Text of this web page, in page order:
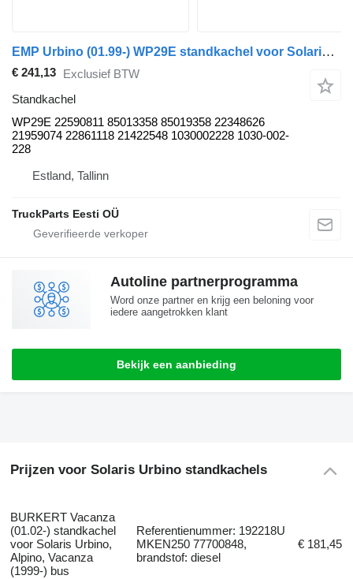
EMP Urbino (01.99-) WP29E standkachel voor Solaris Urbino (01.99-) bus
€ 241,13 Exclusief BTW
Standkachel
WP29E 22590811 85013358 85019358 22348626
21959074 22861118 21422548 1030002228 1030-002-
228
Estland, Tallinn
TruckParts Eesti OÜ
Autoline partnerprogramma
Word onze partner en krijg een beloning voor
iedere aangetrokken klant
Bekijk een aanbieding
Prijzen voor Solaris Urbino standkachels
BURKERT Vacanza
(01.02-) standkachel
voor Solaris Urbino,
Alpino, Vacanza
(1999-) bus
Referentienummer: 192218U
MKEN250 77700848,
brandstof: diesel
€ 181,45